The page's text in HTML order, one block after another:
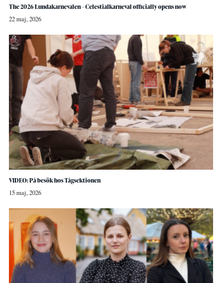
The 2026 Lundakarnevalen – Celestialkarneval officially opens now
22 maj, 2026
VIDEO: På besök hos Tågsektionen
15 maj, 2026